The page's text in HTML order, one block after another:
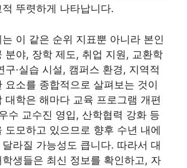
뚜렷하게 나타납니다.
이 같은 순위 지표뿐 아니라 본인
분야, 장학 제도, 취업 지원, 교환학
구·실습 시설, 캠퍼스 환경, 지역적
요소를 종합적으로 살펴보는 것이
대학은 해마다 교육 프로그램 개편
수 교수진 영입, 산학협력 강화 등
도모하고 있으므로 향후 수년 내에
라질 가능성도 큽니다. 따라서 대
생들은 최신 정보를 확인하고, 자